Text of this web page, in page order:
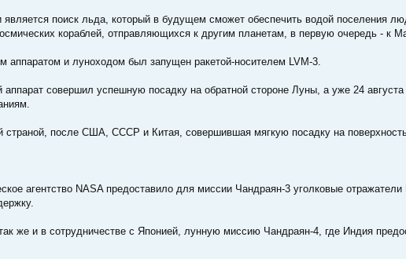
является поиск льда, который в будущем сможет обеспечить водой поселения
кораблей, отправляющихся к другим планетам, в первую очередь - к
аппаратом и луноходом был запущен ракетой-носителем LVM-3.
аппарат совершил успешную посадку на обратной стороне Луны, а уже 24
страной, после США, СССР и Китая, совершившая мягкую посадку на
агентство NASA предоставило для миссии Чандраян-3 уголковые
же и в сотрудничестве с Японией, лунную миссию Чандраян-4, где Индия